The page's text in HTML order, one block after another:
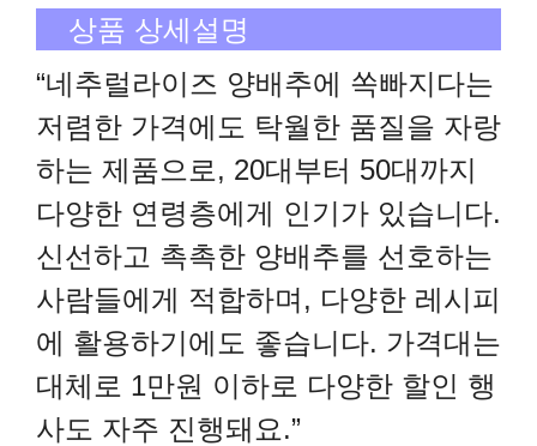
상품 상세설명
“네추럴라이즈 양배추에 쏙빠지다는
저렴한 가격에도 탁월한 품질을 자랑
하는 제품으로, 20대부터 50대까지
다양한 연령층에게 인기가 있습니다.
신선하고 촉촉한 양배추를 선호하는
사람들에게 적합하며, 다양한 레시피
에 활용하기에도 좋습니다. 가격대는
대체로 1만원 이하로 다양한 할인 행
사도 자주 진행돼요.”